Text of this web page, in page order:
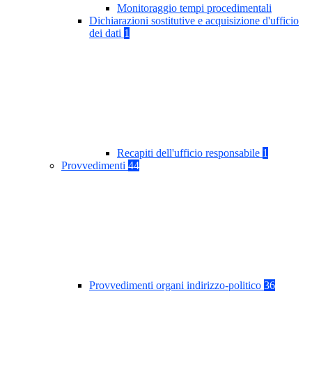
Monitoraggio tempi procedimentali
Dichiarazioni sostitutive e acquisizione d'ufficio
dei dati 1
Recapiti dell'ufficio responsabile 1
Provvedimenti 44
Provvedimenti organi indirizzo-politico 36